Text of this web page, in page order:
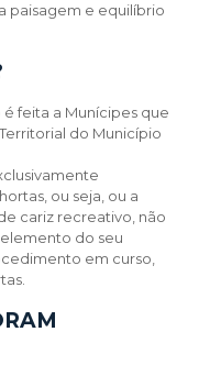
paisagem e equilíbrio
feita a Munícipes que
do Município
ou seja, ou a
cariz recreativo, não
do seu
em curso,